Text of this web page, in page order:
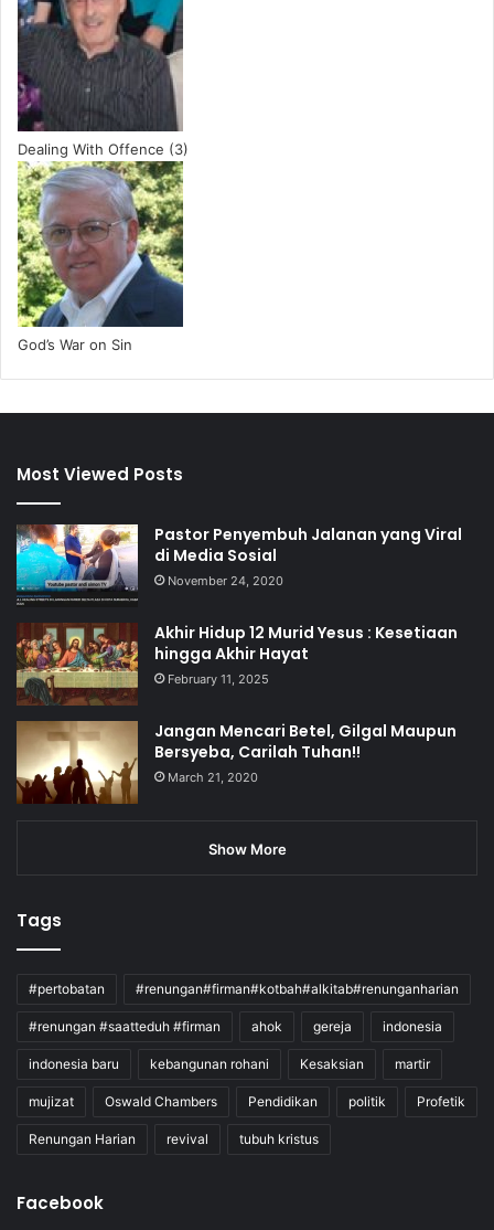
Dealing With Offence (3)
God’s War on Sin
Most Viewed Posts
Pastor Penyembuh Jalanan yang Viral
di Media Sosial
November 24, 2020
Akhir Hidup 12 Murid Yesus : Kesetiaan
hingga Akhir Hayat
February 11, 2025
Jangan Mencari Betel, Gilgal Maupun
Bersyeba, Carilah Tuhan!!
March 21, 2020
Show More
Tags
#pertobatan #renungan#firman#kotbah#alkitab#renunganharian
#renungan #saatteduh #firman ahok gereja indonesia
indonesia baru kebangunan rohani Kesaksian martir
mujizat Oswald Chambers Pendidikan politik Profetik
Renungan Harian revival tubuh kristus
Facebook